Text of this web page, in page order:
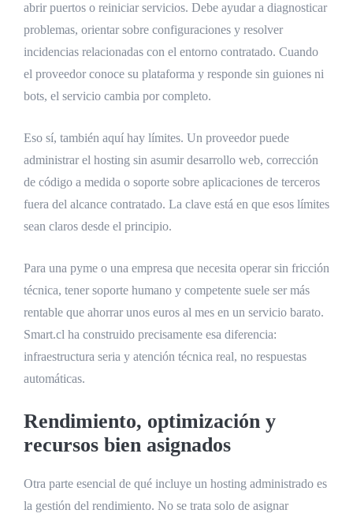
abrir puertos o reiniciar servicios. Debe ayudar a diagnosticar
problemas, orientar sobre configuraciones y resolver
incidencias relacionadas con el entorno contratado. Cuando
el proveedor conoce su plataforma y responde sin guiones ni
bots, el servicio cambia por completo.
Eso sí, también aquí hay límites. Un proveedor puede
administrar el hosting sin asumir desarrollo web, corrección
de código a medida o soporte sobre aplicaciones de terceros
fuera del alcance contratado. La clave está en que esos límites
sean claros desde el principio.
Para una pyme o una empresa que necesita operar sin fricción
técnica, tener soporte humano y competente suele ser más
rentable que ahorrar unos euros al mes en un servicio barato.
Smart.cl ha construido precisamente esa diferencia:
infraestructura seria y atención técnica real, no respuestas
automáticas.
Rendimiento, optimización y
recursos bien asignados
Otra parte esencial de qué incluye un hosting administrado es
la gestión del rendimiento. No se trata solo de asignar